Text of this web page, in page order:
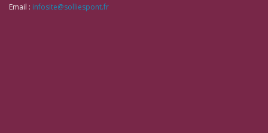
Email : infosite@solliespont.fr